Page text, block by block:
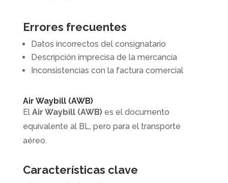
Errores frecuentes
Datos incorrectos del consignatario
Descripción imprecisa de la mercancía
Inconsistencias con la factura comercial
Air Waybill (AWB)
El Air Waybill (AWB)es el documento
equivalente al BL, pero para el transporte
aéreo.
Características clave